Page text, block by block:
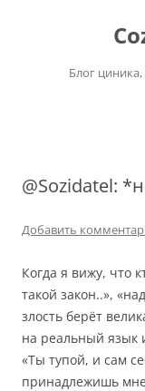
Блог
@Sozidatel:
Добавить
Когда я вижу, что
такой закон..»,
злость берёт
на реальный язык
«Ты тупой, и сам
принадлежишь